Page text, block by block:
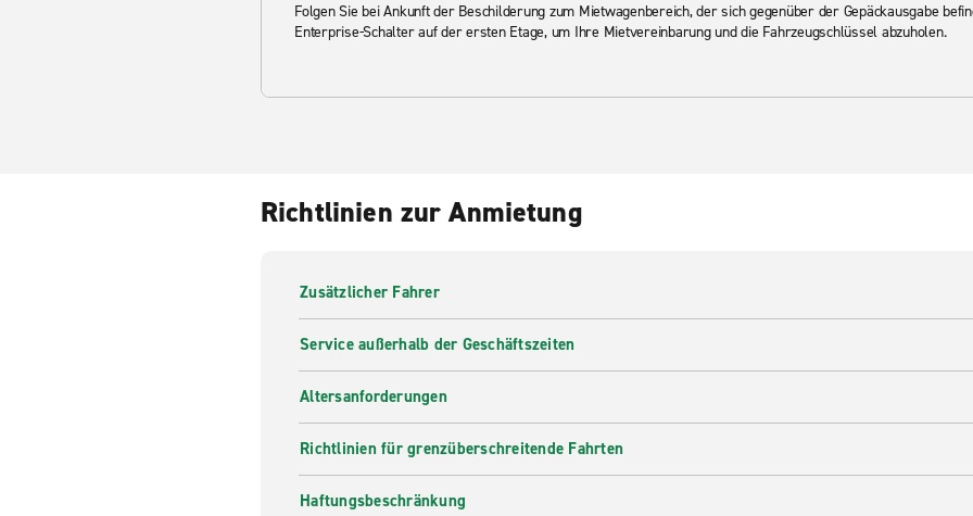
Folgen Sie bei Ankunft der Beschilderung zum Mietwagenbereich, der sich gegenüber der Gepäckausgabe
Enterprise-Schalter auf der ersten Etage, um Ihre Mietvereinbarung und die Fahrzeugschlüssel abzuholen.
Richtlinien zur Anmietung
Zusätzlicher Fahrer
Service außerhalb der Geschäftszeiten
Altersanforderungen
Richtlinien für grenzüberschreitende Fahrten
Haftungsbeschränkung